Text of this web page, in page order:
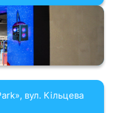
вул. Кільцева